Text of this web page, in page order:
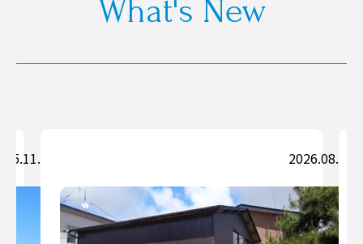
What's New
2026.08.05